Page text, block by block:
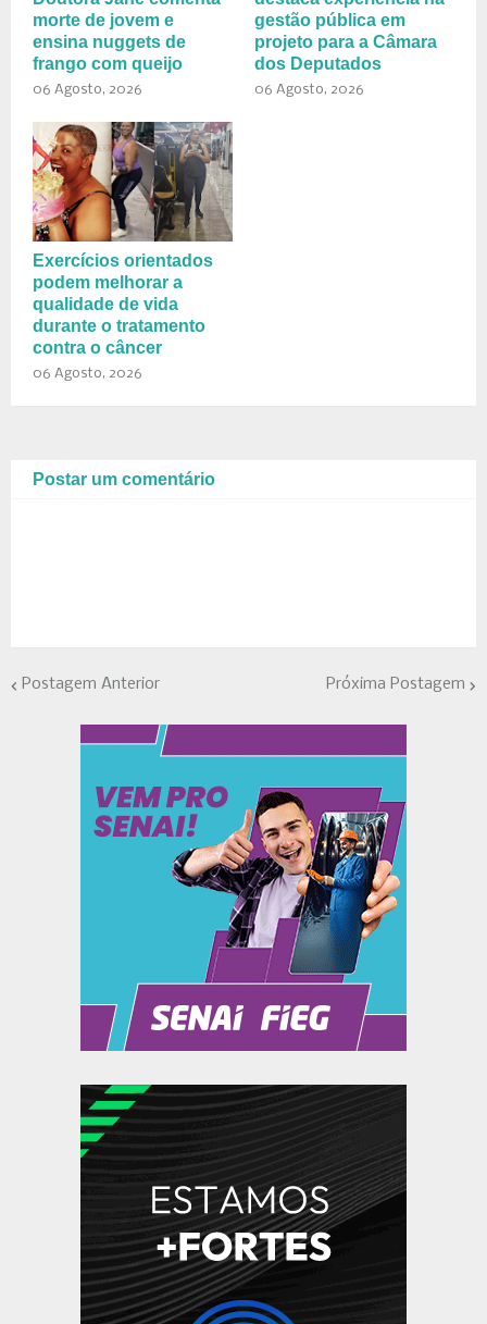
morte de jovem e
ensina nuggets de
frango com queijo
06 Agosto, 2026
gestão pública em
projeto para a Câmara
dos Deputados
06 Agosto, 2026
Exercícios orientados
podem melhorar a
qualidade de vida
durante o tratamento
contra o câncer
06 Agosto, 2026
Postar um comentário
Postagem Anterior Próxima Postagem